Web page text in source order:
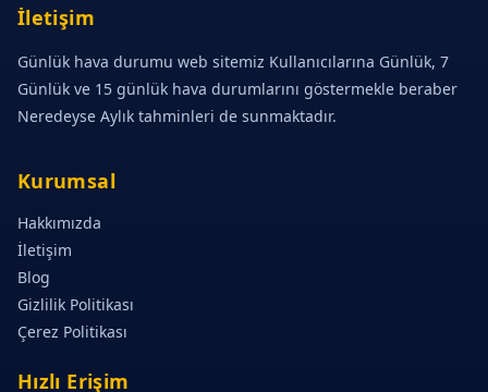
İletişim
Günlük hava durumu web sitemiz Kullanıcılarına Günlük, 7
Günlük ve 15 günlük hava durumlarını göstermekle beraber
Neredeyse Aylık tahminleri de sunmaktadır.
Kurumsal
Hakkımızda
İletişim
Blog
Gizlilik Politikası
Çerez Politikası
Hızlı Erişim